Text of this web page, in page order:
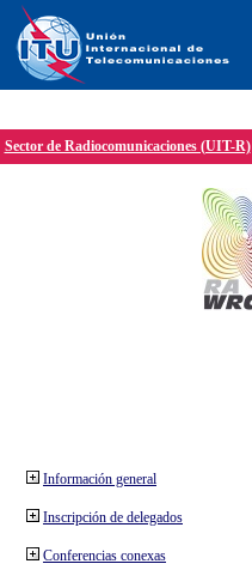
Sector de Radiocomunicaciones (UIT-R)
Información general
Inscripción de delegados
Conferencias conexas